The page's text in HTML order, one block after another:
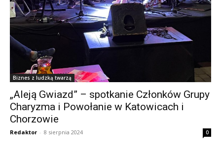
Biznes z ludzką twarzą
„Aleją Gwiazd” – spotkanie Członków Grupy
Charyzma i Powołanie w Katowicach i
Chorzowie
Redaktor - 8 sierpnia 2024 0